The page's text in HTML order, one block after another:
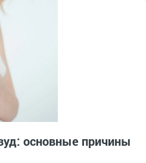
основные причины